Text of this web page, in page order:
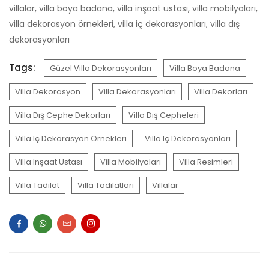
villalar, villa boya badana, villa inşaat ustası, villa mobilyaları,
villa dekorasyon örnekleri, villa iç dekorasyonları, villa dış
dekorasyonları
Tags: Güzel Villa Dekorasyonları Villa Boya Badana
Villa Dekorasyon Villa Dekorasyonları Villa Dekorları
Villa Dış Cephe Dekorları Villa Dış Cepheleri
Villa Iç Dekorasyon Örnekleri Villa Iç Dekorasyonları
Villa Inşaat Ustası Villa Mobilyaları Villa Resimleri
Villa Tadilat Villa Tadilatları Villalar